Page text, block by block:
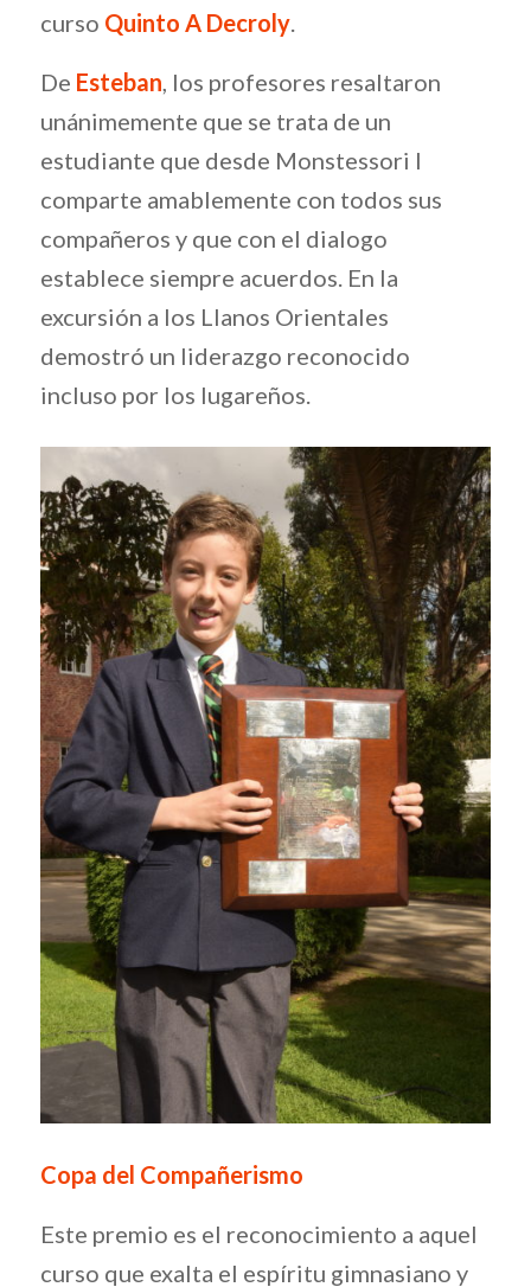
curso Quinto A Decroly.
De Esteban, los profesores resaltaron
unánimemente que se trata de un
estudiante que desde Monstessori I
comparte amablemente con todos sus
compañeros y que con el dialogo
establece siempre acuerdos. En la
excursión a los Llanos Orientales
demostró un liderazgo reconocido
incluso por los lugareños.
Copa del Compañerismo
Este premio es el reconocimiento a aquel
curso que exalta el espíritu gimnasiano y